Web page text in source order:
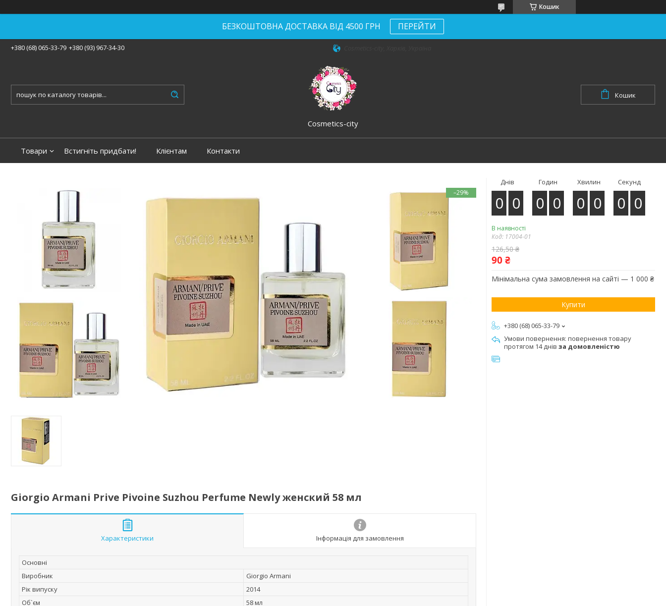
Кошик
БЕЗКОШТОВНА ДОСТАВКА ВІД 4500 ГРН ПЕРЕЙТИ
+380 (68) 065-33-79 +380 (93) 967-34-30
Cosmetics-city
Кошик
Товари Встигніть придбати! Клієнтам Контакти
–29%
Giorgio Armani Prive Pivoine Suzhou Perfume Newly женский 58 мл
Характеристики Інформація для замовлення
Основні
Виробник
Giorgio Armani
Рік випуску
2014
Об`єм
58 мл
Днів
0 0
Годин
0 0
Хвилин
0 0
Секунд
0 0
В наявності
Код: 17004-01
126,50 ₴
90 ₴
Мінімальна сума замовлення на сайті — 1 000 ₴
Купити
+380 (68) 065-33-79
повернення товару
протягом 14 днів за домовленістю